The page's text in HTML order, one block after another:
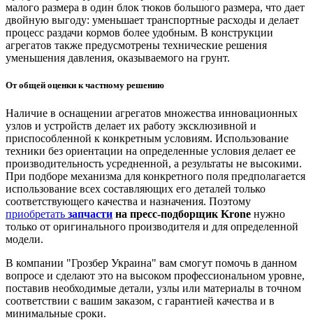
малого размера в один блок тюков большого размера, что дает
двойную выгоду: уменьшает транспортные расходы и делает
процесс раздачи кормов более удобным. В конструкции
агрегатов также предусмотрены технические решения
уменьшения давления, оказываемого на грунт.
От общей оценки к частному решению
Наличие в оснащении агрегатов множества инновационных
узлов и устройств делает их работу эксклюзивной и
приспособленной к конкретным условиям. Использование
техники без ориентации на определенные условия делает ее
производительность усредненной, а результаты не высокими.
При подборе механизма для конкретного поля предполагается
использование всех составляющих его деталей только
соответствующего качества и назначения. Поэтому
приобретать запчасти на пресс-подборщик Krone нужно
только от оригинального производителя и для определенной
модели.
В компании "Грозбер Украина" вам смогут помочь в данном
вопросе и сделают это на высоком профессиональном уровне,
поставив необходимые детали, узлы или материалы в точном
соответствии с вашим заказом, с гарантией качества и в
минимальные сроки.